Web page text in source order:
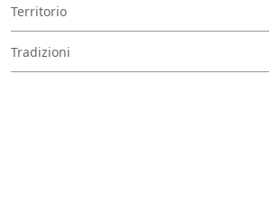
Territorio
Tradizioni